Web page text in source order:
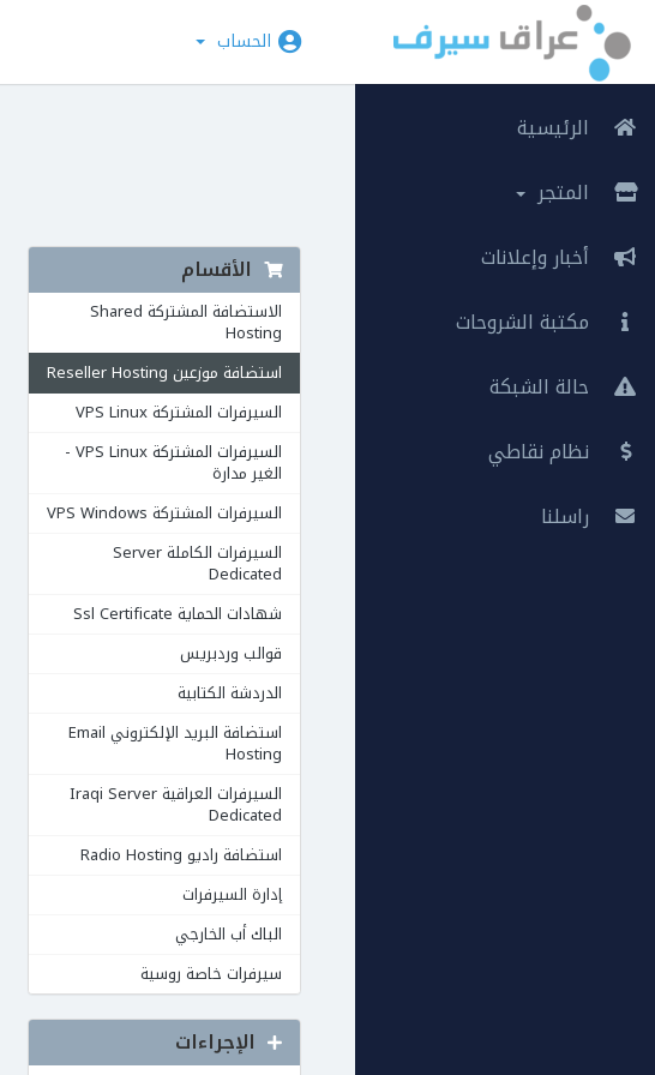
الحساب
الرئيسية
المتجر
أخبار وإعلانات
مكتبة الشروحات
حالة الشبكة
نظام نقاطي
راسلنا
الأقسام
الاستضافة المشتركة Shared
Hosting
استضافة موزعين Reseller Hosting
السيرفرات المشتركة VPS Linux
السيرفرات المشتركة VPS Linux -
الغير مدارة
السيرفرات المشتركة VPS Windows
السيرفرات الكاملة Server
Dedicated
شهادات الحماية Ssl Certificate
قوالب وردبريس
الدردشة الكتابية
استضافة البريد الإلكتروني Email
Hosting
السيرفرات العراقية Iraqi Server
Dedicated
استضافة راديو Radio Hosting
إدارة السيرفرات
الباك أب الخارجي
سيرفرات خاصة روسية
الإجراءات